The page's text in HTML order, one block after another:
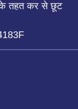
के तहत कर से छूट